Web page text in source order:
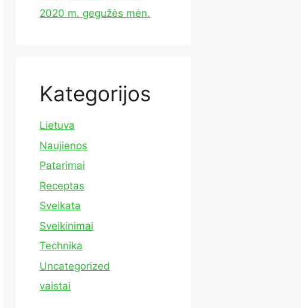
2020 m. gegužės mėn.
Kategorijos
Lietuva
Naujienos
Patarimai
Receptas
Sveikata
Sveikinimai
Technika
Uncategorized
vaistai